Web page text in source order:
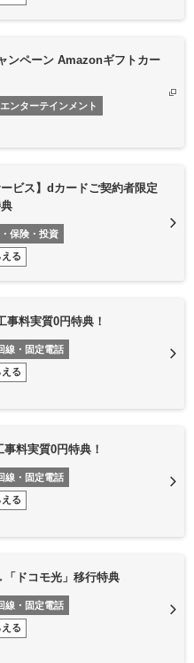
ンペーン Amazonギフトカー
エンターテインメント
ービス】dカードご契約者限定
保険・投資
る
事料実質0円特典！
線・固定電話
る
事料実質0円特典！
線・固定電話
る
「ドコモ光」移行特典
線・固定電話
る